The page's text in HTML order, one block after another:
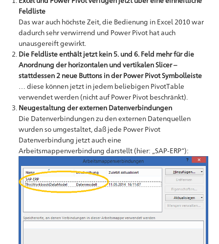
Feldliste
Das war auch höchste Zeit, die Bedienung in Excel 2010 war
dadurch sehr verwirrend und Power Pivot hat auch
unausgereift gewirkt.
Die Feldliste enthält jetzt kein 5. und 6. Feld mehr für die
Anordnung der horizontalen und vertikalen Slicer –
stattdessen 2 neue Buttons in der Power Pivot Symbolleiste
… diese können jetzt in jedem beliebigen PivotTable
verwendet werden (nicht auf Power Pivot beschränkt).
Neugestaltung der externen Datenverbindungen
Die Datenverbindungen zu den externen Datenquellen
wurden so umgestaltet, daß jede Power Pivot
Datenverbindung jetzt auch eine
Arbeitsmappenverbindung darstellt (hier: „SAP-ERP“):